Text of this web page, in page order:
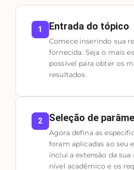
1 Entrada do tópico
Comece inserindo sua
fornecida. Seja o mais
possível para obter os
resultados.
2 Seleção de
Agora defina as
foram aplicadas ao seu
inclui a extensão da sua
nível acadêmico e os